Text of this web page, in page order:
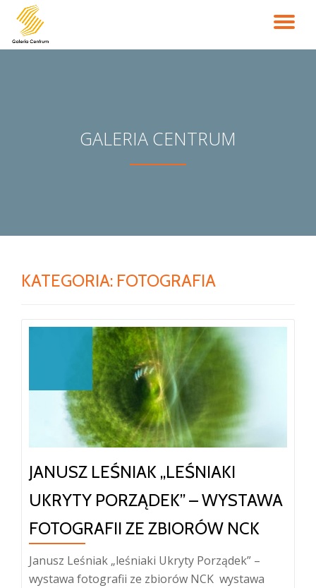
Przejdź
do
GALERIA CENTRUM
KATEGORIA: FOTOGRAFIA
JANUSZ LEŚNIAK „LEŚNIAKI
UKRYTY PORZĄDEK” – WYSTAWA
FOTOGRAFII ZE ZBIORÓW NCK
Janusz Leśniak „leśniaki Ukryty Porządek” –
wystawa fotografii ze zbiorów NCK wystawa